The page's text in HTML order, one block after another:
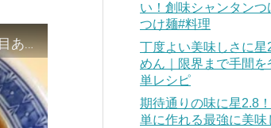
【五目そば】スーパーの生麺で、中華屋さんで出てくるような超絶品の五目あんかけラーメンが作れます！Happycooking112
い！創味シャンタン
つけ麺#料理
丁度よい美味しさに星
めん｜限界まで手間を
単レシピ
期待通りの味に星2.8
単に作れる最強に美味